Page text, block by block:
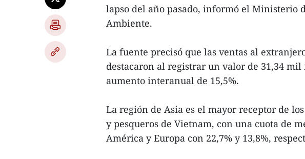
lapso del año pasado, informó el Ministerio
Ambiente.
La fuente precisó que las ventas al
destacaron al registrar un valor de 31,34
aumento interanual de 15,5%.
La región de Asia es el mayor receptor de
y pesqueros de Vietnam, con una cuota de
América y Europa con 22,7% y 13,8%,